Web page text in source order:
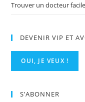
Trouver un docteur
DEVENIR VIP ET
OUI, JE VEUX !
S’ABONNER